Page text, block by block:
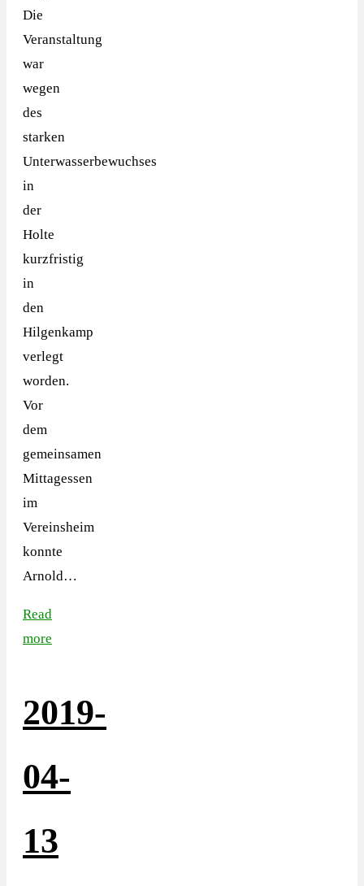
Die
Veranstaltung
war
wegen
des
starken
Unterwasserbewuchses
in
der
Holte
kurzfristig
in
den
Hilgenkamp
verlegt
worden.
Vor
dem
gemeinsamen
Mittagessen
im
Vereinsheim
konnte
Arnold…
Read
more
2019-
04-
13